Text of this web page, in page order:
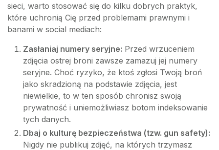
sieci, warto stosować się do kilku dobrych praktyk,
które uchronią Cię przed problemami prawnymi i
banami w social mediach:
Zasłaniaj numery seryjne: Przed wrzuceniem
zdjęcia ostrej broni zawsze zamazuj jej numery
seryjne. Choć ryzyko, że ktoś zgłosi Twoją broń
jako skradzioną na podstawie zdjęcia, jest
niewielkie, to w ten sposób chronisz swoją
prywatność i uniemożliwiasz botom indeksowanie
tych danych.
Dbaj o kulturę bezpieczeństwa (tzw. gun safety):
Nigdy nie publikuj zdjęć, na których trzymasz